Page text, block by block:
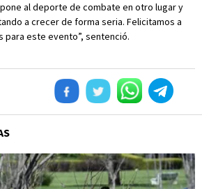
al deporte de combate en otro lugar y
a crecer de forma seria. Felicitamos a
este evento”, sentenció.